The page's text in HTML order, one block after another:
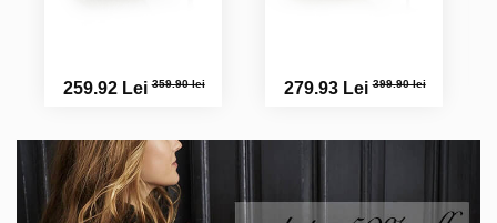
259.92 Lei359.90 lei 279.93 Lei399.90 lei